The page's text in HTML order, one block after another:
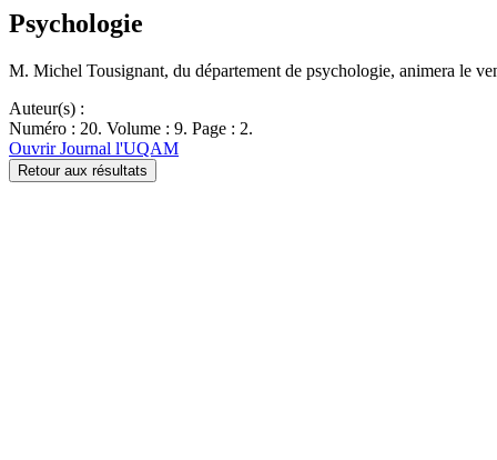
Psychologie
M. Michel Tousignant, du département de psychologie, animera le
Auteur(s) :
Numéro : 20. Volume : 9. Page : 2.
Ouvrir Journal l'UQAM
Retour aux résultats